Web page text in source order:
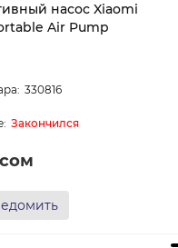
насос Xiaomi
Air Pump
330816
Закончился